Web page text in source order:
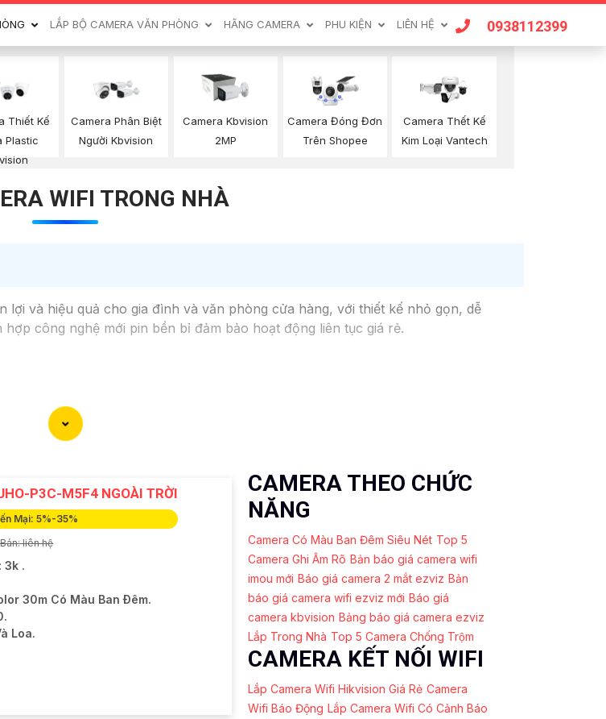
LẮP BỘ CAMERA VĂN PHÒNG HÃNG CAMERA PHU KIỆN LIÊN HỆ 0938112399
Thiết Kế
Plastic
Camera Phân Biệt
Người Kbvision
Camera Kbvision
2MP
Camera Đóng Đơn
Trên Shopee
Camera Thết Kế
Kim Loại Vantech
WIFI TRONG NHÀ
lợi và hiệu quả cho gia đình và văn phòng cửa hàng, với thiết kế nhỏ gọn, dễ
công nghệ mới pin bền bỉ đảm bảo hoạt động liên tục giá rẻ.
P3C-M5F4 NGOÀI TRỜI
Mại: 5%-35%
liên hệ
3k .
30m Có Màu Ban Ðêm.
Loa.
CAMERA THEO CHỨC
NĂNG
Camera Có Màu Ban Đêm Siêu Nét Top 5
Camera Ghi Âm Rõ Bản báo giá camera wifi
imou mới Báo giá camera 2 mắt ezviz Bản
báo giá camera wifi ezviz mới Báo giá
camera kbvision Bảng báo giá camera ezviz
Lắp Trong Nhà Top 5 Camera Chống Trộm
CAMERA KẾT NỐI WIFI
Lắp Camera Wifi Hikvision Giá Rẻ Camera
Wifi Báo Động Lắp Camera Wifi Có Cảnh Báo